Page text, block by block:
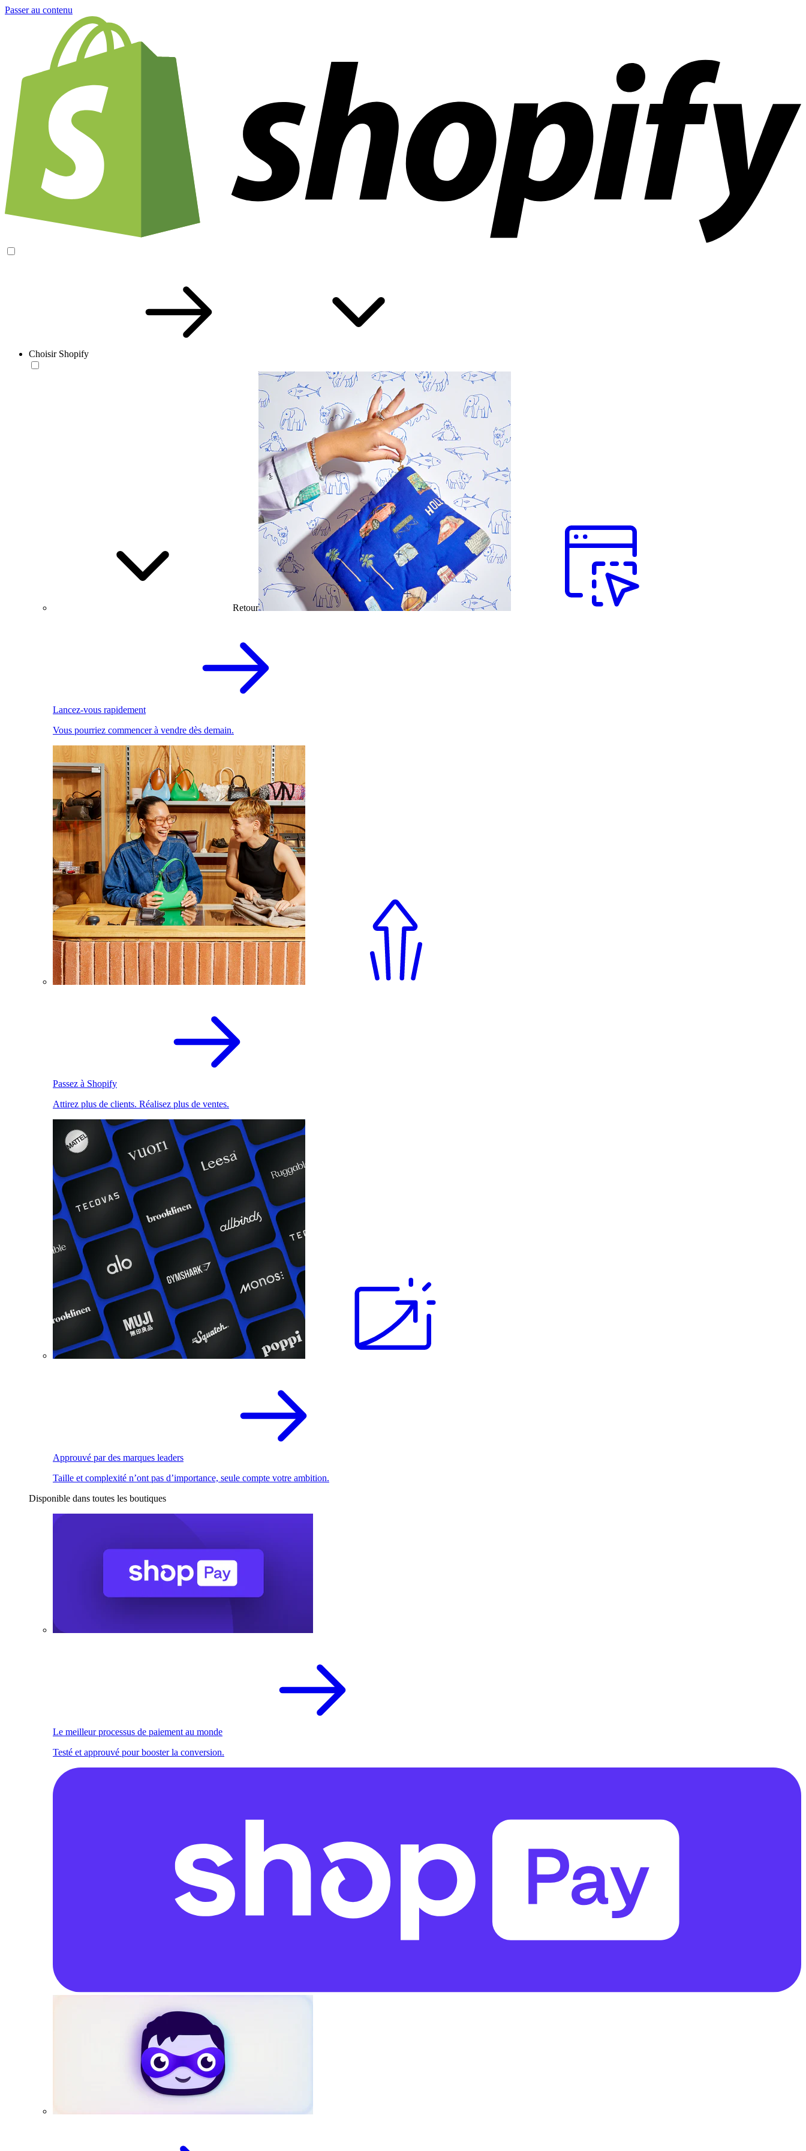
Passer au contenu
Choisir Shopify
Retour
Lancez-vous rapidement
Vous pourriez commencer à vendre dès demain.
Passez à Shopify
Attirez plus de clients. Réalisez plus de ventes.
Approuvé par des marques leaders
Taille et complexité n’ont pas d’importance, seule compte votre ambition.
Disponible dans toutes les boutiques
Le meilleur processus de paiement au monde
Testé et approuvé pour booster la conversion.